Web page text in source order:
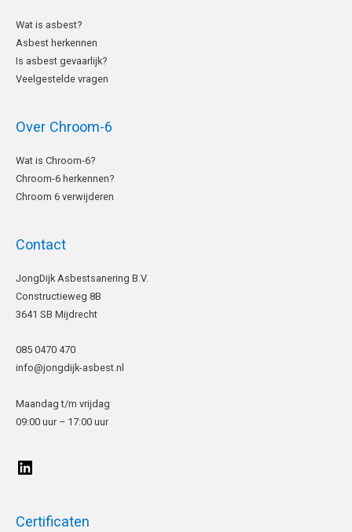
Wat is asbest?
Asbest herkennen
Is asbest gevaarlijk?
Veelgestelde vragen
Over Chroom-6
Wat is Chroom-6?
Chroom-6 herkennen?
Chroom 6 verwijderen
Contact
JongDijk Asbestsanering B.V.
Constructieweg 8B
3641 SB Mijdrecht
085 0470 470
info@jongdijk-asbest.nl
Maandag t/m vrijdag
09:00 uur – 17:00 uur
LinkedIn
Certificaten